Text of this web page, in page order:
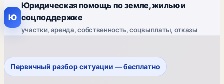
Ю
Юридическая помощь по земле, жилью и
соцподдержке
участки, аренда, собственность, соцвыплаты, отказы
Первичный разбор ситуации — бесплатно